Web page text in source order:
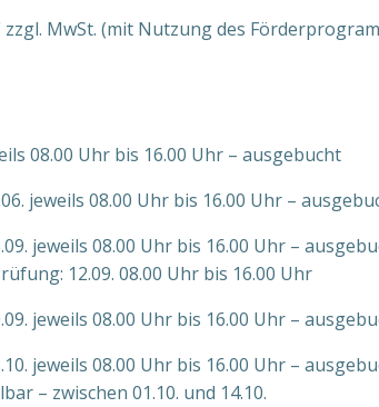
MwSt. (mit Nutzung des
08.00 Uhr bis 16.00 Uhr – ausgebucht
jeweils 08.00 Uhr bis 16.00 Uhr –
jeweils 08.00 Uhr bis 16.00 Uhr –
12.09. 08.00 Uhr bis 16.00 Uhr
jeweils 08.00 Uhr bis 16.00 Uhr –
jeweils 08.00 Uhr bis 16.00 Uhr –
– zwischen 01.10. und 14.10.